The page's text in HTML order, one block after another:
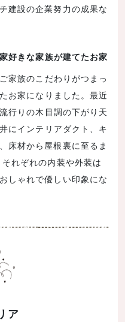
建設の企業努力の成果な
家好きな家族が建てたお家
ご家族のこだわりがつまっ
たお家になりました。最近
流行りの木目調の下がり天
井にインテリアダクト、キ
床材から屋根裏に至るま
れぞれの内装や外装は
しゃれで優しい印象にな
ア